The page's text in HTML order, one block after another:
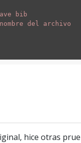
bib
del archivo
hice otras